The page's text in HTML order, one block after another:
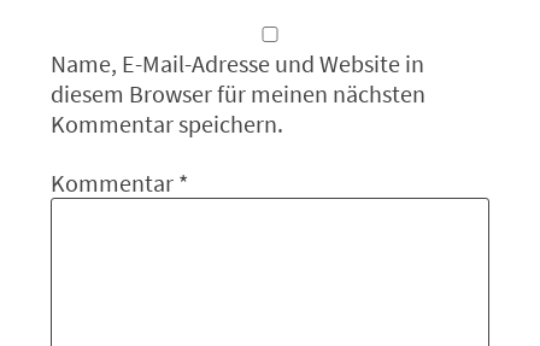
Name, E-Mail-Adresse und Website in
diesem Browser für meinen nächsten
Kommentar speichern.
Kommentar *